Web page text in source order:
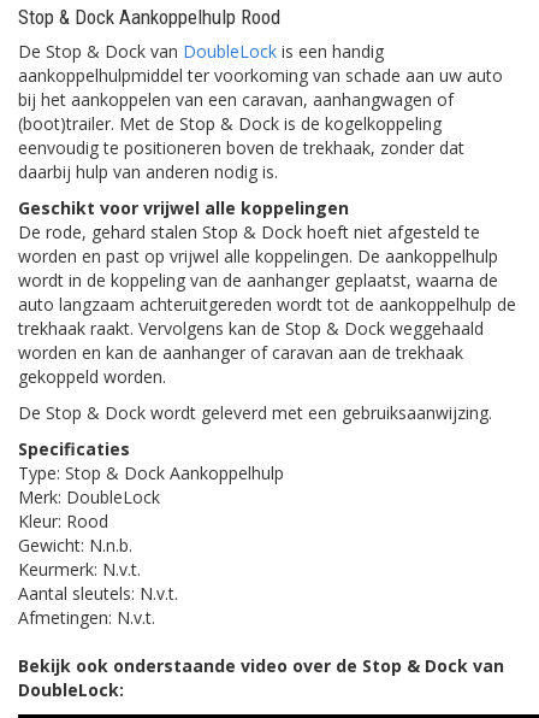
Stop & Dock Aankoppelhulp Rood
De Stop & Dock van DoubleLock is een handig
aankoppelhulpmiddel ter voorkoming van schade aan uw auto
bij het aankoppelen van een caravan, aanhangwagen of
(boot)trailer. Met de Stop & Dock is de kogelkoppeling
eenvoudig te positioneren boven de trekhaak, zonder dat
daarbij hulp van anderen nodig is.
Geschikt voor vrijwel alle koppelingen
De rode, gehard stalen Stop & Dock hoeft niet afgesteld te
worden en past op vrijwel alle koppelingen. De aankoppelhulp
wordt in de koppeling van de aanhanger geplaatst, waarna de
auto langzaam achteruitgereden wordt tot de aankoppelhulp de
trekhaak raakt. Vervolgens kan de Stop & Dock weggehaald
worden en kan de aanhanger of caravan aan de trekhaak
gekoppeld worden.
De Stop & Dock wordt geleverd met een gebruiksaanwijzing.
Specificaties
Type: Stop & Dock Aankoppelhulp
Merk: DoubleLock
Kleur: Rood
Gewicht: N.n.b.
Keurmerk: N.v.t.
Aantal sleutels: N.v.t.
Afmetingen: N.v.t.
Bekijk ook onderstaande video over de Stop & Dock van
DoubleLock: